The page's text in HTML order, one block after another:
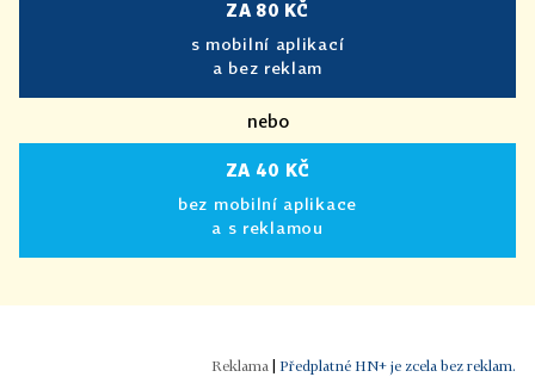
ZA 80 KČ
s mobilní aplikací
a bez reklam
nebo
ZA 40 KČ
bez mobilní aplikace
a s reklamou
| Předplatné HN+ je zcela bez reklam.